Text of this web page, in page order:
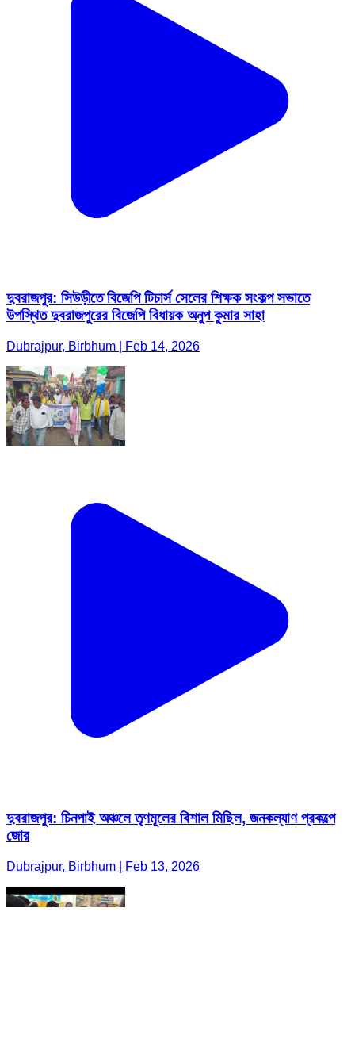
দুবরাজপুর: সিউড়ীতে বিজেপি টিচার্স সেলের শিক্ষক সংকল্প সভাতে
উপস্থিত দুবরাজপুরের বিজেপি বিধায়ক অনুপ কুমার সাহা
Dubrajpur, Birbhum | Feb 14, 2026
দুবরাজপুর: চিনপাই অঞ্চলে তৃণমূলের বিশাল মিছিল, জনকল্যাণ প্রকল্পে
জোর
Dubrajpur, Birbhum | Feb 13, 2026